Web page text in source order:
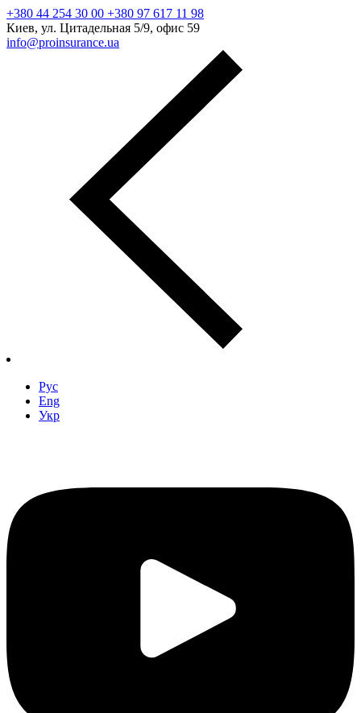
+380 44 254 30 00 +380 97 617 11 98
Киев, ул. Цитадельная 5/9, офис 59
info@proinsurance.ua
Рус
Eng
Укр